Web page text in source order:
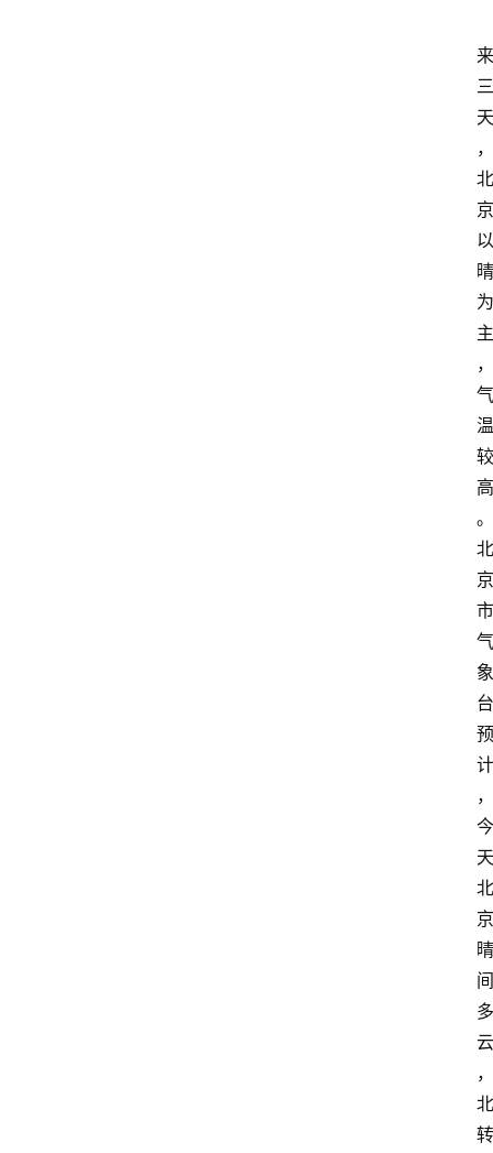
来
三
天
，
北
京
以
晴
为
主
，
气
温
较
高
。
北
京
市
气
象
台
预
计
，
今
天
北
京
晴
间
多
云
，
北
转